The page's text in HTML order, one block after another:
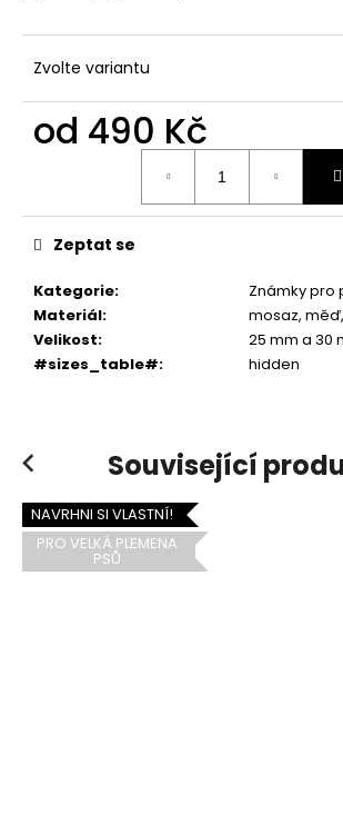
Zvolte variantu
od 490 Kč
Kategorie:
Známky pro
Materiál:
mosaz,
Velikost:
25 mm a 30
#sizes_table#: hidden
Zeptat se
Související
Previous
NAVRHNI SI VLASTNÍ!
PRO VELKÁ PLEMENA
PSŮ